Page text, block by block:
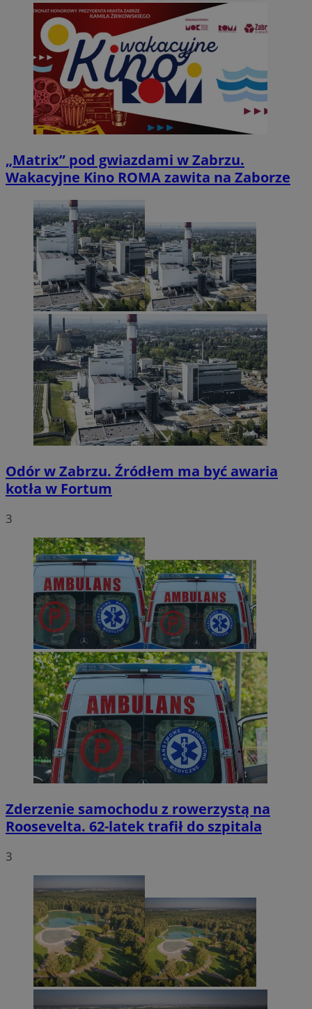
„Matrix” pod gwiazdami w Zabrzu.
Wakacyjne Kino ROMA zawita na Zaborze
Odór w Zabrzu. Źródłem ma być awaria
kotła w Fortum
3
Zderzenie samochodu z rowerzystą na
Roosevelta. 62-latek trafił do szpitala
3